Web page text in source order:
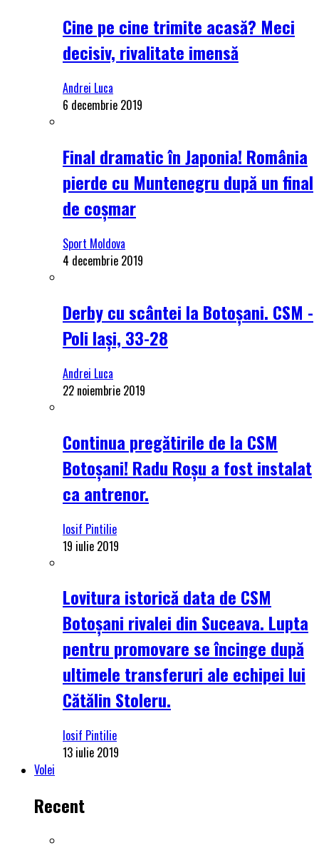
Cine pe cine trimite acasă? Meci
decisiv, rivalitate imensă
Andrei Luca
6 decembrie 2019
Final dramatic în Japonia! România
pierde cu Muntenegru după un final
de coșmar
Sport Moldova
4 decembrie 2019
Derby cu scântei la Botoșani. CSM -
Poli Iași, 33-28
Andrei Luca
22 noiembrie 2019
Continua pregătirile de la CSM
Botoșani! Radu Roșu a fost instalat
ca antrenor.
Iosif Pintilie
19 iulie 2019
Lovitura istorică data de CSM
Botoșani rivalei din Suceava. Lupta
pentru promovare se încinge după
ultimele transferuri ale echipei lui
Cătălin Stoleru.
Iosif Pintilie
13 iulie 2019
Volei
Recent